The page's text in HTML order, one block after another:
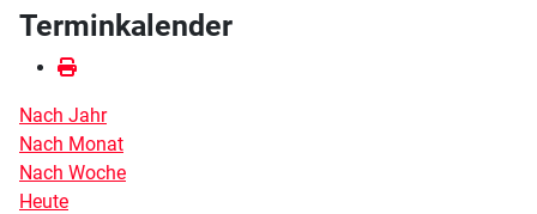
Terminkalender
Nach Jahr
Nach Monat
Nach Woche
Heute